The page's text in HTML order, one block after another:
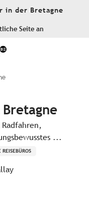
in der Bretagne
Seite an
...
REISEBÜROS